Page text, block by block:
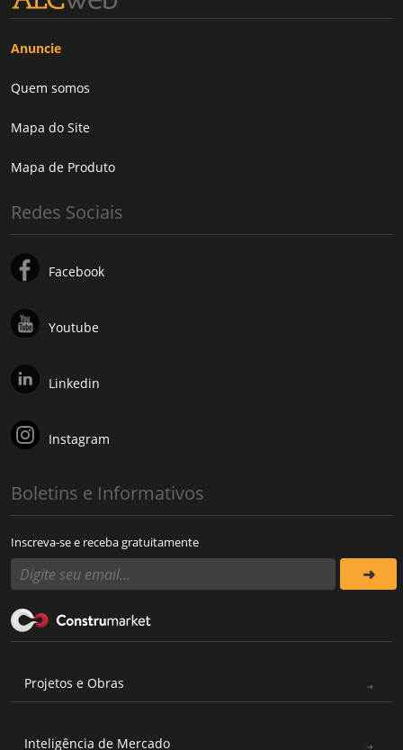
Anuncie
Quem somos
Mapa do Site
Mapa de Produto
Redes Sociais
Facebook
Youtube
Linkedin
Instagram
Boletins e Informativos
Inscreva-se e receba gratuitamente
Projetos e Obras
Inteligência de Mercado